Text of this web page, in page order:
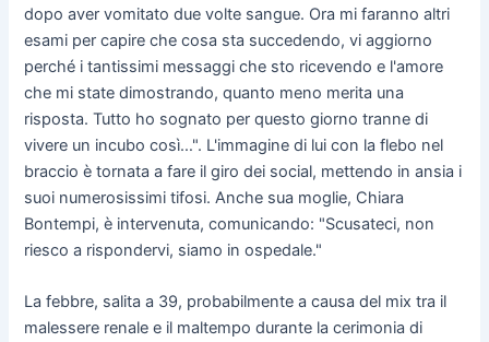
dopo aver vomitato due volte sangue. Ora mi faranno altri
esami per capire che cosa sta succedendo, vi aggiorno
perché i tantissimi messaggi che sto ricevendo e l'amore
che mi state dimostrando, quanto meno merita una
risposta. Tutto ho sognato per questo giorno tranne di
vivere un incubo così…". L'immagine di lui con la flebo nel
braccio è tornata a fare il giro dei social, mettendo in ansia i
suoi numerosissimi tifosi. Anche sua moglie, Chiara
Bontempi, è intervenuta, comunicando: "Scusateci, non
riesco a rispondervi, siamo in ospedale."
La febbre, salita a 39, probabilmente a causa del mix tra il
malessere renale e il maltempo durante la cerimonia di